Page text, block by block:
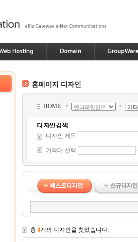
홈페이지 디자인
HOME > >
디자인 제목
가격대 선택
총 0개의 디자인을 찾았습니다.